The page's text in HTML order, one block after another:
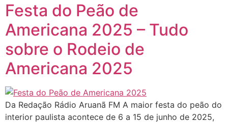
Festa do Peão de
Americana 2025 – Tudo
sobre o Rodeio de
Americana 2025
Da Redação Rádio Aruanã FM A maior festa do peão do
interior paulista acontece de 6 a 15 de junho de 2025,